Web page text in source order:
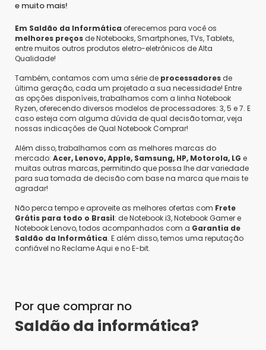
e muito mais!
Em Saldão da Informática oferecemos para você os
melhores preços de Notebooks, Smartphones, TVs, Tablets,
entre muitos outros produtos eletro-eletrônicos de Alta
Qualidade!
Também, contamos com uma série de processadores de
última geração, cada um projetado a sua necessidade! Entre
as opções disponíveis, trabalhamos com a linha Notebook
Ryzen, oferecendo diversos modelos de processadores: 3, 5 e 7. E
caso esteja com alguma dúvida de qual decisão tomar, veja
nossas indicações de Qual Notebook Comprar!
Além disso, trabalhamos com as melhores marcas do
mercado: Acer, Lenovo, Apple, Samsung, HP, Motorola, LG e
muitas outras marcas, permitindo que possa lhe dar variedade
para sua tomada de decisão com base na marca que mais te
agradar!
Não perca tempo e aproveite as melhores ofertas com Frete
Grátis para todo o Brasil: de Notebook i3, Notebook Gamer e
Notebook Lenovo, todos acompanhados com a Garantia de
Saldão da Informática. E além disso, temos uma reputação
confiável no Reclame Aqui e no E-bit.
Por que comprar no
Saldão da informática?